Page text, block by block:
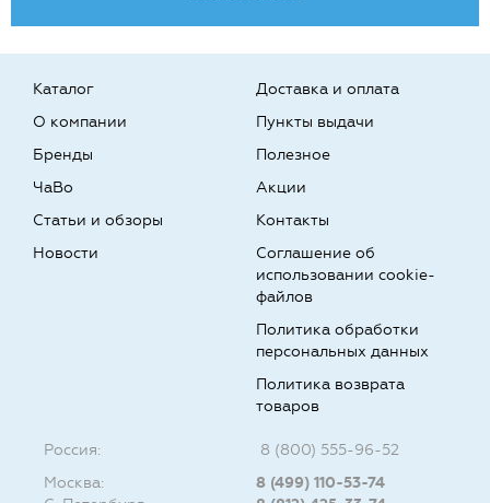
Каталог
О компании
Бренды
Доставка и оплата
Пункты выдачи
Полезное
ЧаВо
Статьи и обзоры
Новости
Акции
Контакты
Соглашение об
использовании cookie-
файлов
Политика обработки
персональных данных
Политика возврата
товаров
Россия:
8 (800) 555-96-52
Москва:
8 (499) 110-53-74